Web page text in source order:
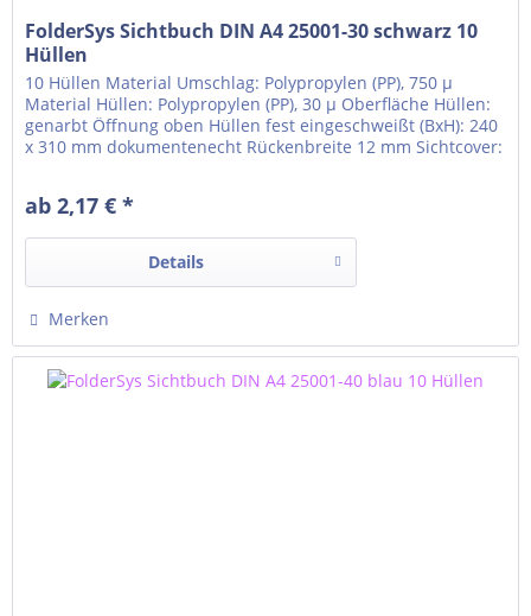
FolderSys Sichtbuch DIN A4 25001-30 schwarz 10
Hüllen
10 Hüllen Material Umschlag: Polypropylen (PP), 750 µ
Material Hüllen: Polypropylen (PP), 30 µ Oberfläche Hüllen:
genarbt Öffnung oben Hüllen fest eingeschweißt (BxH): 240
x 310 mm dokumentenecht Rückenbreite 12 mm Sichtcover:
ab 2,17 € *
Details
Merken